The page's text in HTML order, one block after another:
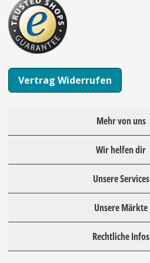
Vertrag Widerrufen
Mehr von uns
Wir helfen dir
Unsere Services
Unsere Märkte
Rechtliche Infos